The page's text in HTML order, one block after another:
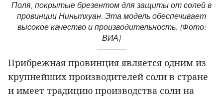
Поля, покрытые брезентом для защиты от солей в
провинции Ниньтхуан. Эта модель обеспечивает
высокое качество и производительность. (Фото:
ВИА)
Прибрежная провинция является одним из
крупнейших производителей соли в стране
и имеет традицию производства соли на